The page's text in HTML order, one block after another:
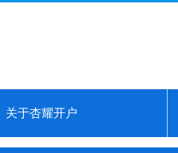
关于杏耀开户